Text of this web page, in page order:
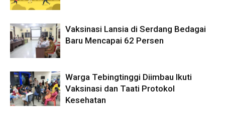
Vaksinasi Lansia di Serdang Bedagai
Baru Mencapai 62 Persen
Warga Tebingtinggi Diimbau Ikuti
Vaksinasi dan Taati Protokol
Kesehatan